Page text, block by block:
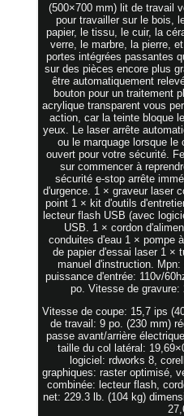
(500×700 mm) lit de travail
pour travailler sur le bois,
papier, le tissu, le cuir, la
verre, le marbre, la pierre,
portes intégrées passantes
sur des pièces encore plus
être automatiquement
bouton pour un traitement
acrylique transparent vous
action, car la teinte bloque
yeux. Le laser arrête
ou le marquage lorsque
ouvert pour votre sécurité.
sur commencer à
sécurité e-stop arrête
d'urgence. 1 × graveur laser
point 1 × kit d'outils
lecteur flash USB (avec
USB. 1 × cordon
conduites d'eau 1 × pompe
de papier d'essai laser 1 ×
manuel d'instruction.
puissance d'entrée: 110v/
po. Vitesse de gravure:
Vitesse de coupe: 15,7 ips
de travail: 9 po. (230 mm)
passe avant/arrière
taille du col latéral:
logiciel: rdworks 8,
graphiques: raster optimisé,
combinée: lecteur flash,
net: 229.3 lb. (104 kg)